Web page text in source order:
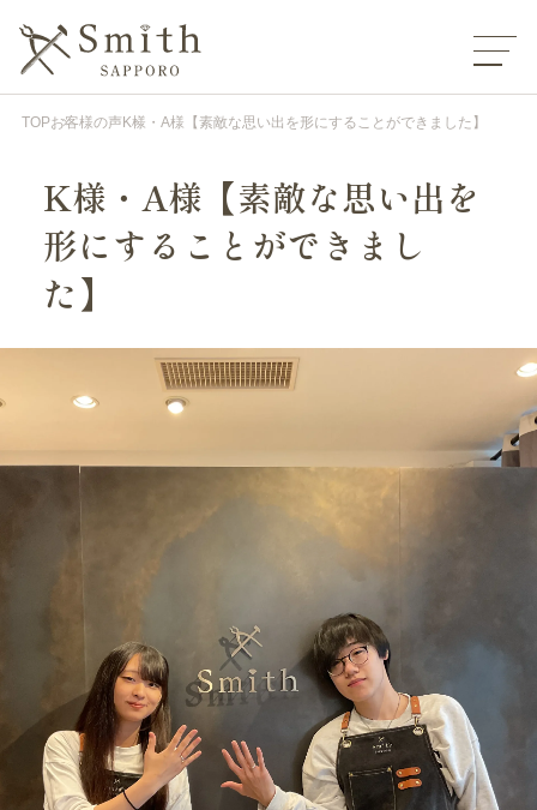
TOPお客様の声K様・A様【素敵な思い出を形にすることができました】
K様・A様【素敵な思い出を
形にすることができまし
た】